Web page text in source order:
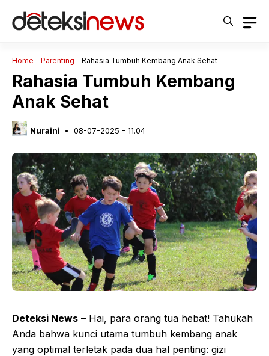
Home - Parenting - Rahasia Tumbuh Kembang Anak Sehat
Rahasia Tumbuh Kembang
Anak Sehat
Nuraini 08-07-2025 - 11.04
Deteksi News – Hai, para orang tua hebat! Tahukah
Anda bahwa kunci utama tumbuh kembang anak
yang optimal terletak pada dua hal penting: gizi